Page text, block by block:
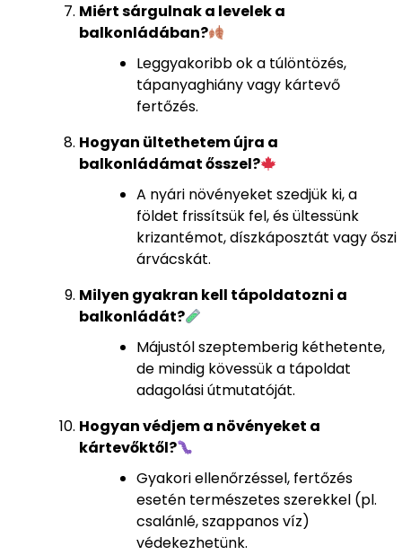
Miért sárgulnak a levelek a
balkonládában?
Leggyakoribb ok a túlöntözés,
tápanyaghiány vagy kártevő
fertőzés.
Hogyan ültethetem újra a
balkonládámat ősszel?
A nyári növényeket szedjük ki, a
földet frissítsük fel, és ültessünk
krizantémot, díszkáposztát vagy őszi
árvácskát.
Milyen gyakran kell tápoldatozni a
balkonládát?
Májustól szeptemberig kéthetente,
de mindig kövessük a tápoldat
adagolási útmutatóját.
Hogyan védjem a növényeket a
kártevőktől?
Gyakori ellenőrzéssel, fertőzés
esetén természetes szerekkel (pl.
csalánlé, szappanos víz)
védekezhetünk.